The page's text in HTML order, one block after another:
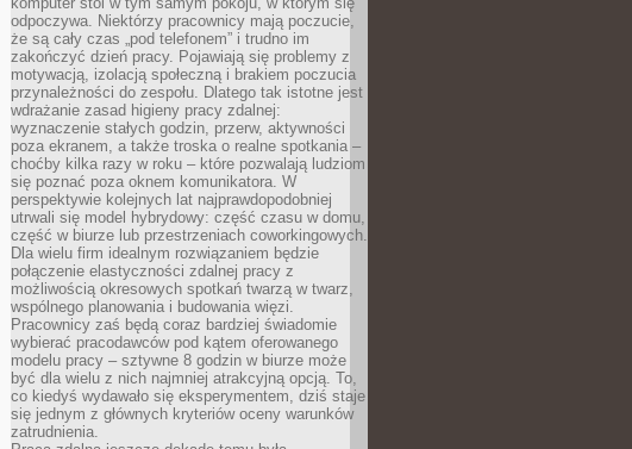
odpoczywa. Niektórzy pracownicy mają poczucie,
że są cały czas „pod telefonem” i trudno im
zakończyć dzień pracy. Pojawiają się problemy z
motywacją, izolacją społeczną i brakiem poczucia
przynależności do zespołu. Dlatego tak istotne jest
wdrażanie zasad higieny pracy zdalnej:
wyznaczenie stałych godzin, przerw, aktywności
poza ekranem, a także troska o realne spotkania –
choćby kilka razy w roku – które pozwalają ludziom
się poznać poza oknem komunikatora. W
perspektywie kolejnych lat najprawdopodobniej
utrwali się model hybrydowy: część czasu w domu,
część w biurze lub przestrzeniach coworkingowych.
Dla wielu firm idealnym rozwiązaniem będzie
połączenie elastyczności zdalnej pracy z
możliwością okresowych spotkań twarzą w twarz,
wspólnego planowania i budowania więzi.
Pracownicy zaś będą coraz bardziej świadomie
wybierać pracodawców pod kątem oferowanego
modelu pracy – sztywne 8 godzin w biurze może
być dla wielu z nich najmniej atrakcyjną opcją. To,
co kiedyś wydawało się eksperymentem, dziś staje
się jednym z głównych kryteriów oceny warunków
zatrudnienia.